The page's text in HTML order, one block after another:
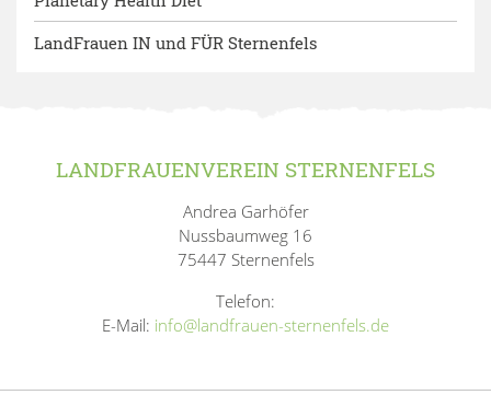
LandFrauen IN und FÜR Sternenfels
LANDFRAUENVEREIN STERNENFELS
Andrea Garhöfer
Nussbaumweg 16
75447 Sternenfels
Telefon:
E-Mail: info@landfrauen-sternenfels.de